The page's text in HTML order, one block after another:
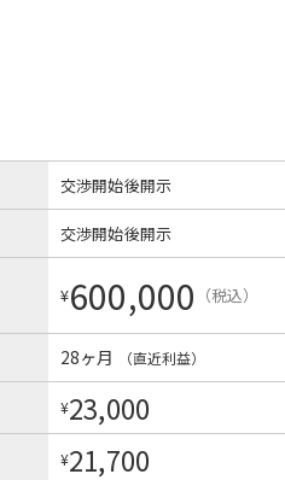
交渉開始後開示
交渉開始後開示
¥600,000 （税込）
28ヶ月 （直近利益）
¥23,000
¥21,700